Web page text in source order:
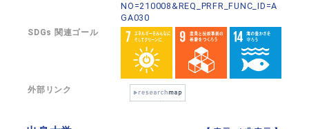
NO=210008&REQ_PRFR_FUNC_ID=A
GA030
SDGs 関連ゴール
外部リンク